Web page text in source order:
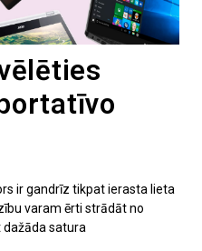
ir gandrīz tikpat ierasta lieta
varam ērti strādāt no
satura